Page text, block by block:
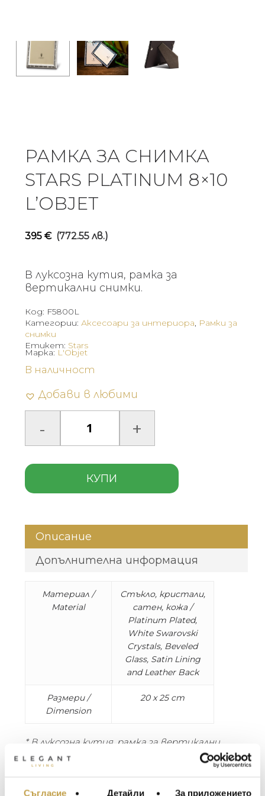
Съгласие Детайли За приложението
РАМКА ЗА СНИМКА
STARS PLATINUM 8×10
L’OBJET
395 € (772.55 лв.)
В луксозна кутия, рамка за
вертикални снимки.
Код: F5800L
Категории: Аксесоари за интериора, Рамки за
снимки
Етикет: Stars
В наличност
Добави в любими
КУПИ
Марка: L'Objet
Описание
Допълнителна информация
Материал /
Material
Стъкло, кристали,
сатен, кожа /
Platinum Plated,
White Swarovski
Crystals, Beveled
Glass, Satin Lining
and Leather Back
Размери /
Dimension
20 x 25 cm
* В луксозна кутия, рамка за вертикални
снимки / Presented in a luxury gift box,
designed to display in vertical orientation only